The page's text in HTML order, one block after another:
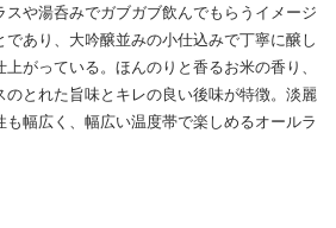
スや湯呑みでガブガブ飲んでもらうイメージ
あり、大吟醸並みの小仕込みで丁寧に醸し
がっている。ほんのりと香るお米の香り、
のとれた旨味とキレの良い後味が特徴。淡麗
幅広く、幅広い温度帯で楽しめるオールラ